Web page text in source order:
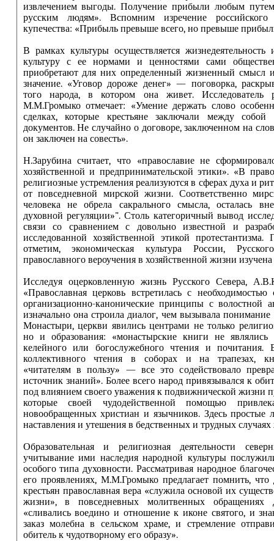
извлечением выгоды. Получение прибыли любым
русским людям». Вспомним изречение российского
купечества: «Прибыль превыше всего, но превыше
В рамках культуры осуществляется жизнедеятельность
культуру с ее нормами и ценностями сами
приобретают для них определенный жизненный смысл
значение. «Уговор дороже денег» — поговорка,
того народа, в котором она живет. Исследователь
М.М.Громыко отмечает: «Умение держать слово
сделках, которые крестьяне заключали между собой
документов. Не случайно о договоре, заключенном на
он заключен на совесть».
Н.Зарубина считает, что «православие не
хозяйственной и предпринимательской этики». «В
религиозные устремления реализуются в сферах духа и
от повседневной мирской жизни. Соответственно
человека не обрела сакрального смысла, осталась
духовной регуляции»". Столь категоричный вывод
связи со сравнением с довольно известной и
исследованной хозяйственной этикой
отметим, экономическая культура России,
православного вероучения в хозяйственной жизни
Исследуя оцерковленную жизнь Русского Севера,
«Православная церковь встретилась с необходимостью
организационно-канонические принципы с волостной
изначально она строила диалог, чем вызывала понимание
Монастыри, церкви явились центрами не только
но и образования: «монастырские книги не
келейного или богослужебного чтения и
коллективного чтения в соборах и на трапезах,
«читателям в пользу» — все это содействовало
источник знаний». Более всего народ привязывался к
под влиянием своего уважения к подвижнической жизни
которые своей чудодейственной помощью
новообращенных христиан и язычников. Здесь простые
наставления и утешения в бедственных и трудных
Образовательная и религиозная деятельности
учитывание ими наследия народной культуры
особого типа духовности. Рассматривая народное
его проявлениях, М.М.Громыко предлагает помнить, что
крестьян православная вера «служила основой их
жизни», в повседневных молитвенных обращениях
«сливались воедино и отношение к иконе святого, и
заказ молебна в сельском храме, и стремление
обитель к чудотворному его образу».